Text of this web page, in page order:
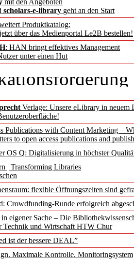
mit den Angeboten
scholars-e-library geht an den Start
Produktkatalog:
über das Medienportal Le2B bestellen!
: HAN bringt effektives Management
unter einen Hut
Verlage: Unsere eLibrary in neuem
Publications with Content Marketing –
to open access publications and
OS Q: Digitalisierung in höchster
| Transforming Libraries
flexible Öffnungszeiten sind
Crowdfunding-Runde erfolgreich
eigener Sache – Die
Technik und Wirtschaft HTW Chur
ist der bessere DEAL”
Maximale Kontrolle. Monitoringsystem
Worte,
deren
auf die
auch in
Dr. rer.
zur
aus
des BAK